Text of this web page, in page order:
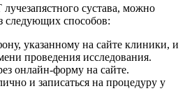
сустава, можно
следующих способов:
указанному на сайте клиники, и
проведения исследования.
онлайн-форму на сайте.
и записаться на процедуру у